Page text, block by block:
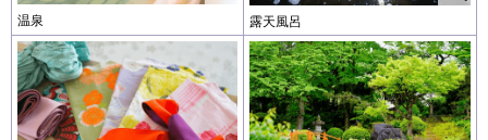
温泉 露天風呂